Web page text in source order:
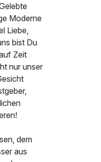
Moderne
Liebe,
bist Du
Zeit
nur unser
dem
aus